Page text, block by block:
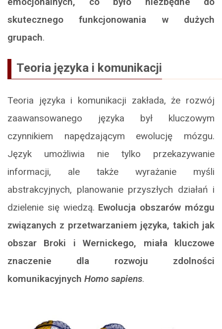
skutecznego funkcjonowania w dużych
grupach.
Teoria języka i komunikacji
Teoria języka i komunikacji zakłada, że rozwój
zaawansowanego języka był kluczowym
czynnikiem napędzającym ewolucję mózgu.
Język umożliwia nie tylko przekazywanie
informacji, ale także wyrażanie myśli
abstrakcyjnych, planowanie przyszłych działań i
dzielenie się wiedzą. Ewolucja obszarów mózgu
związanych z przetwarzaniem języka, takich jak
obszar Broki i Wernickego, miała kluczowe
znaczenie dla rozwoju zdolności
komunikacyjnych Homo sapiens.